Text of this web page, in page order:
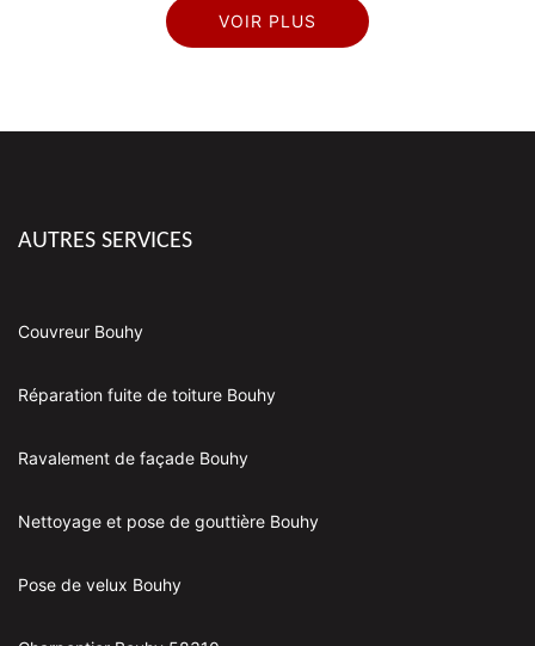
VOIR PLUS
AUTRES SERVICES
Couvreur Bouhy
Réparation fuite de toiture Bouhy
Ravalement de façade Bouhy
Nettoyage et pose de gouttière Bouhy
Pose de velux Bouhy